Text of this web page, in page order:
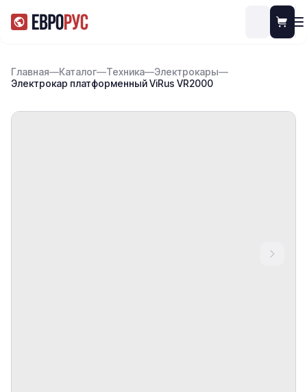
Главная—Каталог—Техника—Электрокары—
Электрокар платформенный ViRus VR2000